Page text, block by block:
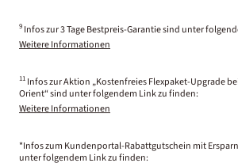
9 Infos zur 3 Tage Bestpreis-Garantie sind unter
Weitere Informationen
11 Infos zur Aktion „Kostenfreies Flexpaket-Upgrade
Orient“ sind unter folgendem Link zu finden:
Weitere Informationen
*Infos zum Kundenportal-Rabattgutschein mit
unter folgendem Link zu finden: